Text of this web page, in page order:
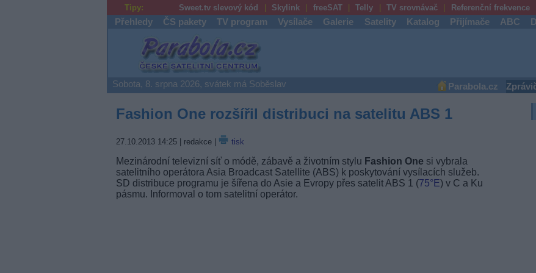
Tipy: Sweet.tv slevový kód Skylink freeSAT Telly TV srovnávač Referenční frekvence
Přehledy ČS pakety TV program Vysílače Galerie Satelity Katalog Přijímače ABC
Parabola.cz
Sobota, 8. srpna 2026, svátek má Soběslav Parabola.cz
Fashion One rozšířil distribuci na satelitu ABS 1
27.10.2013 14:25| redakce | tisk
Mezinárodní televizní síť o módě, zábavě a životním stylu Fashion One si vybrala
satelitního operátora Asia Broadcast Satellite (ABS) k poskytování vysílacích služeb.
SD distribuce programu je šířena do Asie a Evropy přes satelit ABS 1 (75°E) v C a Ku
pásmu. Informoval o tom satelitní operátor.